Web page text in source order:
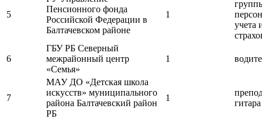
5
Пенсионного фонда
Российской Федерации в
Балтачевском районе
1
учета
6
ГБУ РБ Северный
межрайонный центр
«Семья»
1
7
МАУ ДО «Детская школа
искусств» муниципального
района Балтачевский район
РБ
1
гитара